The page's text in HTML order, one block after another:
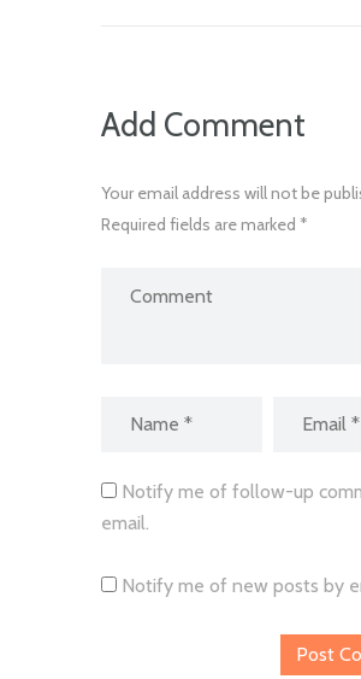
Add Comment
Your email address will not be
Required fields are marked *
Notify me of follow-up
email.
Notify me of new posts by